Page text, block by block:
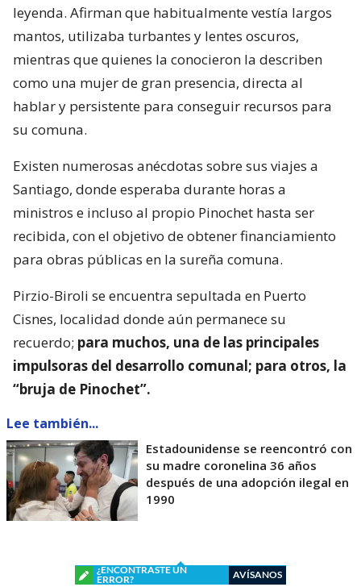
leyenda. Afirman que habitualmente vestía largos
mantos, utilizaba turbantes y lentes oscuros,
mientras que quienes la conocieron la describen
como una mujer de gran presencia, directa al
hablar y persistente para conseguir recursos para
su comuna.
Existen numerosas anécdotas sobre sus viajes a
Santiago, donde esperaba durante horas a
ministros e incluso al propio Pinochet hasta ser
recibida, con el objetivo de obtener financiamiento
para obras públicas en la sureña comuna.
Pirzio-Biroli se encuentra sepultada en Puerto
Cisnes, localidad donde aún permanece su
recuerdo; para muchos, una de las principales
impulsoras del desarrollo comunal; para otros, la
“bruja de Pinochet”.
Lee también...
Estadounidense se reencontró con
su madre coronelina 36 años
después de una adopción ilegal en
1990
¿ENCONTRASTE UN
ERROR?
AVÍSANOS